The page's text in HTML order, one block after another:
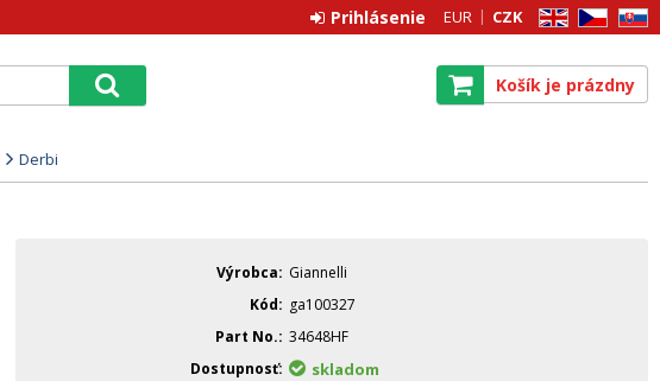
EN CZ SK
EUR CZK
Prihlásenie
Košík je prázdny
Derbi
Výrobca
Giannelli
Kód
ga100327
Part No. 34648HF
Dostupnosť
skladom